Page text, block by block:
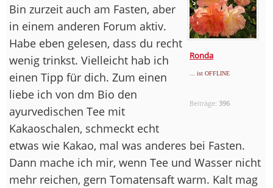
Ronda
... ist OFFLINE
Beiträge:396
Bin zurzeit auch am Fasten, aber
in einem anderen Forum aktiv.
Habe eben gelesen, dass du recht
wenig trinkst. Vielleicht hab ich
einen Tipp für dich. Zum einen
liebe ich von dm Bio den
ayurvedischen Tee mit
Kakaoschalen, schmeckt echt
etwas wie Kakao, mal was anderes bei Fasten.
Dann mache ich mir, wenn Tee und Wasser nicht
mehr reichen, gern Tomatensaft warm. Kalt mag